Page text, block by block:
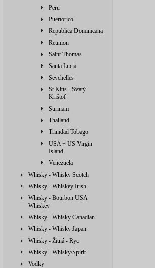
Peru
Puertorico
Republica Dominicana
Reunion
Saint Thomas
Santa Lucia
Seychelles
St.Kitts - Svatý
Krištof
Surinam
Thailand
Trinidad Tobago
USA + US Virgin
Island
Venezuela
Whisky - Whisky Scotch
Whisky - Whiskey Irish
Whisky - Bourbon USA
Whiskey
Whisky - Whisky Canadian
Whisky - Whisky Japan
Whisky - Žitná - Rye
Whisky - Whisky/Spirit
Vodky